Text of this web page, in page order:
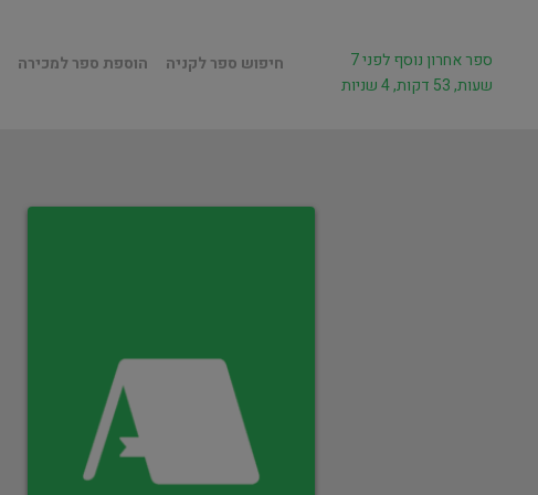
חיפוש ספר לקניה הוספת ספר למכירה
ספר אחרון נוסף לפני 7
שעות, 53 דקות, 4 שניות